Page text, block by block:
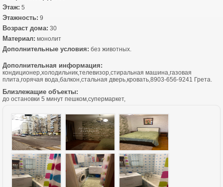
Этаж: 5
Этажность: 9
Возраст дома: 30
Материал: монолит
Дополнительные условия: без животных.
Дополнительная информация:
кондиционер,холодильник,телевизор,стиральная машина,газовая
плита,горячая вода,балкон,стальная дверь,кровать,8903-656-9241 Грета.
Близлежащие объекты:
до остановки 5 минут пешком,супермаркет,